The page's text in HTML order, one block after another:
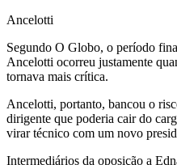
Ancelotti
Segundo O Globo, o período
Ancelotti ocorreu justamente
tornava mais crítica.
Ancelotti, portanto, bancou o
dirigente que poderia cair do
virar técnico com um novo
Intermediários da oposição a